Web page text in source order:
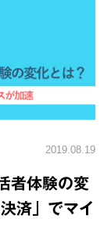
2019.08.19
者体験の変
済」でマイ